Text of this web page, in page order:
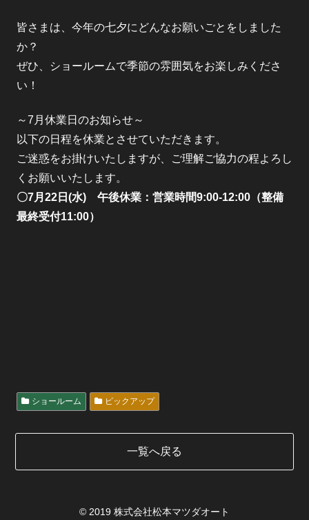
皆さまは、今年の七夕にどんなお願いごとをしました
か？
ぜひ、ショールームで季節の雰囲気をお楽しみくださ
い！
～7月休業日のお知らせ～
以下の日程を休業とさせていただきます。
ご迷惑をお掛けいたしますが、ご理解ご協力の程よろし
くお願いいたします。
〇7月22日(水) 午後休業：営業時間9:00-12:00（整備
最終受付11:00）
ショールーム ピックアップ
一覧へ戻る
© 2019 株式会社松本マツダオート